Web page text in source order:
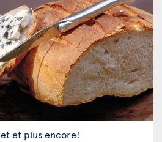
et plus encore!